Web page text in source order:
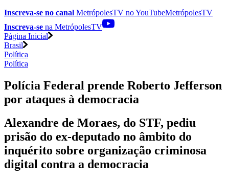
Inscreva-se no canal MetrópolesTV noYouTubeMetrópolesTV
Inscreva-se na MetrópolesTV
Página Inicial
Brasil
Política
Política
Polícia Federal prende Roberto Jefferson
por ataques à democracia
Alexandre de Moraes, do STF, pediu
prisão do ex-deputado no âmbito do
inquérito sobre organização criminosa
digital contra a democracia